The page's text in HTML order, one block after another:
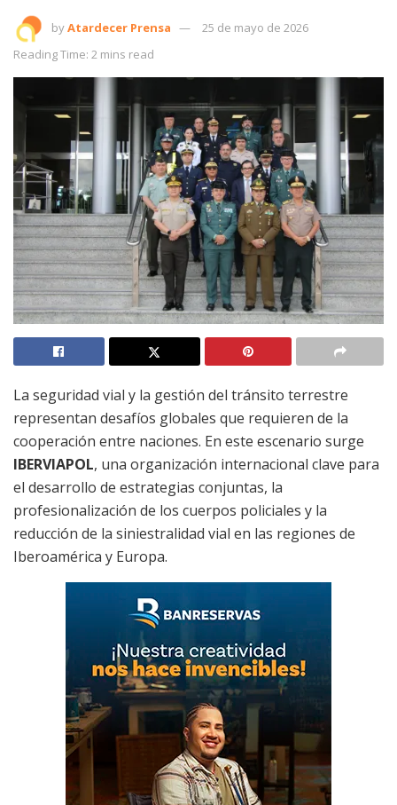
byAtardecer Prensa
25 de mayo de 2026
Reading Time: 2 mins read
La seguridad vial y la gestión del tránsito terrestre
representan desafíos globales que requieren de la
cooperación entre naciones. En este escenario surge
IBERVIAPOL, una organización internacional clave para
el desarrollo de estrategias conjuntas, la
profesionalización de los cuerpos policiales y la
reducción de la siniestralidad vial en las regiones de
Iberoamérica y Europa.